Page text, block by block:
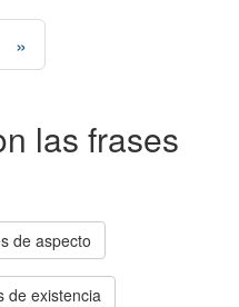
»
las frases
de aspecto
de existencia